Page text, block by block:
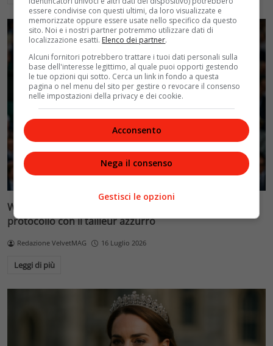
Wimbledon 2026: Kate Middleton torna e infrange il
protocollo con il tailleur azzurro
Redazione VelvetMAG 16 Luglio 2026
Leggi di più
essere condivise con questi ultimi, da loro visualizzate e
memorizzate oppure essere usate nello specifico da questo
sito. Noi e i nostri partner potremmo utilizzare dati di
localizzazione esatti. Elenco dei partner.
Alcuni fornitori potrebbero trattare i tuoi dati personali sulla
base dell'interesse legittimo, al quale puoi opporti gestendo
le tue opzioni qui sotto. Cerca un link in fondo a questa
pagina o nel menu del sito per gestire o revocare il consenso
nelle impostazioni della privacy e dei cookie.
Acconsento
Nega il consenso
Gestisci le opzioni